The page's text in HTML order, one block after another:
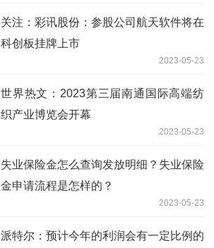
关注：彩讯股份：参股公司航天软件将在
科创板挂牌上市
2023-05-23
世界热文：2023第三届南通国际高端纺
织产业博览会开幕
2023-05-23
失业保险金怎么查询发放明细？失业保险
金申请流程是怎样的？
2023-05-23
派特尔：预计今年的利润会有一定比例的